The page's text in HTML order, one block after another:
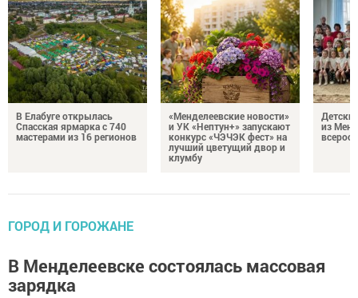
В Елабуге открылась
Спасская ярмарка с 740
мастерами из 16 регионов
«Менделеевские новости»
и УК «Нептун+» запускают
конкурс «ЧЭЧЭК фест» на
лучший цветущий двор и
клумбу
из
ГОРОД И ГОРОЖАНЕ
В Менделеевске состоялась массовая
зарядка